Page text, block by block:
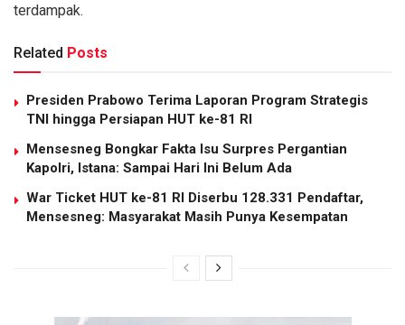
terdampak.
Related Posts
Presiden Prabowo Terima Laporan Program Strategis
TNI hingga Persiapan HUT ke-81 RI
Mensesneg Bongkar Fakta Isu Surpres Pergantian
Kapolri, Istana: Sampai Hari Ini Belum Ada
War Ticket HUT ke-81 RI Diserbu 128.331 Pendaftar,
Mensesneg: Masyarakat Masih Punya Kesempatan